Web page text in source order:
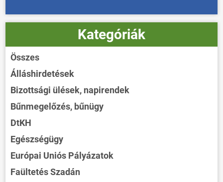
Kategóriák
Összes
Álláshirdetések
Bizottsági ülések, napirendek
Bűnmegelőzés, bűnügy
DtKH
Egészségügy
Európai Uniós Pályázatok
Faültetés Szadán